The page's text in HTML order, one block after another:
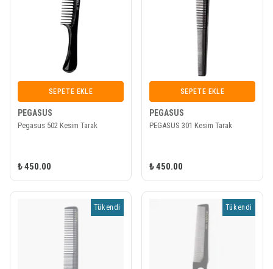
SEPETE EKLE
PEGASUS
Pegasus 502 Kesim Tarak
₺ 450.00
SEPETE EKLE
PEGASUS
PEGASUS 301 Kesim Tarak
₺ 450.00
Tükendi Tükendi